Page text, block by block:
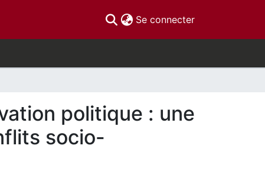
Se connecter(current)
politique : une
socio-